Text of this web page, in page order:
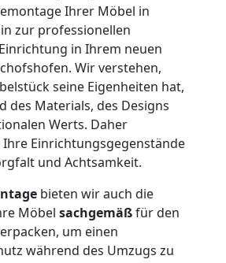
Ihrer Möbel in
zur professionellen
in Ihrem neuen
Wir verstehen,
seine Eigenheiten hat,
des Materials, des Designs
Werts. Daher
Einrichtungsgegenstände
und Achtsamkeit.
bieten wir auch die
Möbel sachgemäßfür den
um einen
während des Umzugs zu